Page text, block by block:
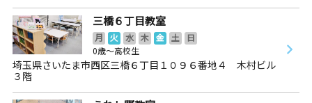
三橋６丁目教室
月 火 水 木 金 土
日
0歳～高校生
埼玉県さいたま市西区三橋６丁目１０９６番地４ 木村ビル
３階